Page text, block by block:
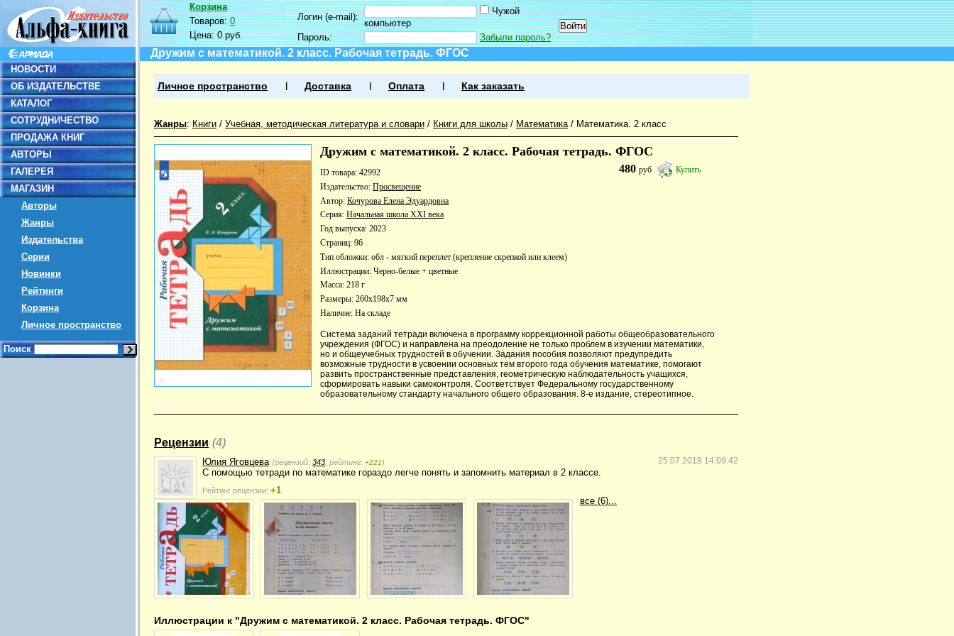
НОВОСТИ
ОБ ИЗДАТЕЛЬСТВЕ
КАТАЛОГ
СОТРУДНИЧЕСТВО
ПРОДАЖА КНИГ
АВТОРЫ
ГАЛЕРЕЯ
МАГАЗИН
Авторы
Жанры
Издательства
Серии
Новинки
Рейтинги
Корзина
Личное пространство
Поиск
Корзина
Товаров:0
Цена:0 руб.
Логин (e-mail):
Чужой
компьютер
Пароль:
Забыли пароль?
Дружим с математикой. 2 класс. Рабочая тетрадь. ФГОС
Личное пространство Доставка Оплата Как заказать
Жанры: Книги / Учебная, методическая литература и словари / Книги для школы / Математика/ Математика. 2 класс
Дружим с математикой. 2 класс. Рабочая тетрадь. ФГОС
480руб Купить
ID товара: 42992
Издательство: Просвещение
Автор: Кочурова Елена Эдуардовна
Серия: Начальная школа ХХI века
Год выпуска: 2023
Страниц: 96
Тип обложки: обл - мягкий переплет (крепление скрепкой или клеем)
Иллюстрации: Черно-белые + цветные
Масса: 218 г
Размеры: 260x198x7 мм
Наличие: На складе
Система заданий тетради включена в программу коррекционной работы общеобразовательного
учреждения (ФГОС) и направлена на преодоление не только проблем в изучении математики,
но и общеучебных трудностей в обучении. Задания пособия позволяют предупредить
возможные трудности в усвоении основных тем второго года обучения математике, помогают
развить пространственные представления, геометрическую наблюдательность учащихся,
сформировать навыки самоконтроля. Соответствует Федеральному государственному
образовательному стандарту начального общего образования. 8-е издание, стереотипное.
Рецензии (4)
25.07.2018 14:09:42
Юлия Яговцева (рецензий: 343 , рейтинг: +221)
С помощью тетради по математике гораздо легче понять и запомнить материал в 2 классе.
Рейтинг рецензии: +1
все (6)...
Иллюстрации к "Дружим с математикой. 2 класс. Рабочая тетрадь. ФГОС"